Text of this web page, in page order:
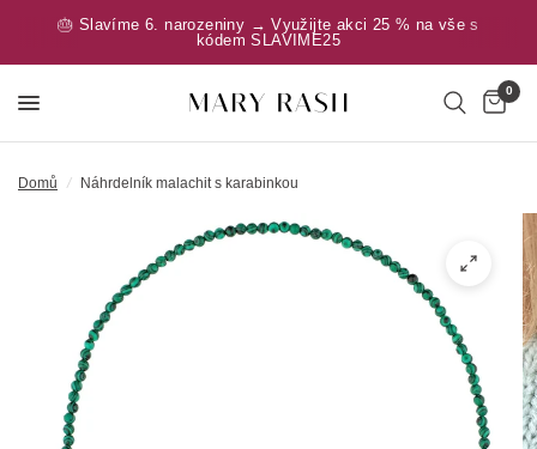
🎂 Slavíme 6. narozeniny → Využijte akci 25 % na vše s
kódem SLAVIME25
0
Domů / Náhrdelník malachit s karabinkou